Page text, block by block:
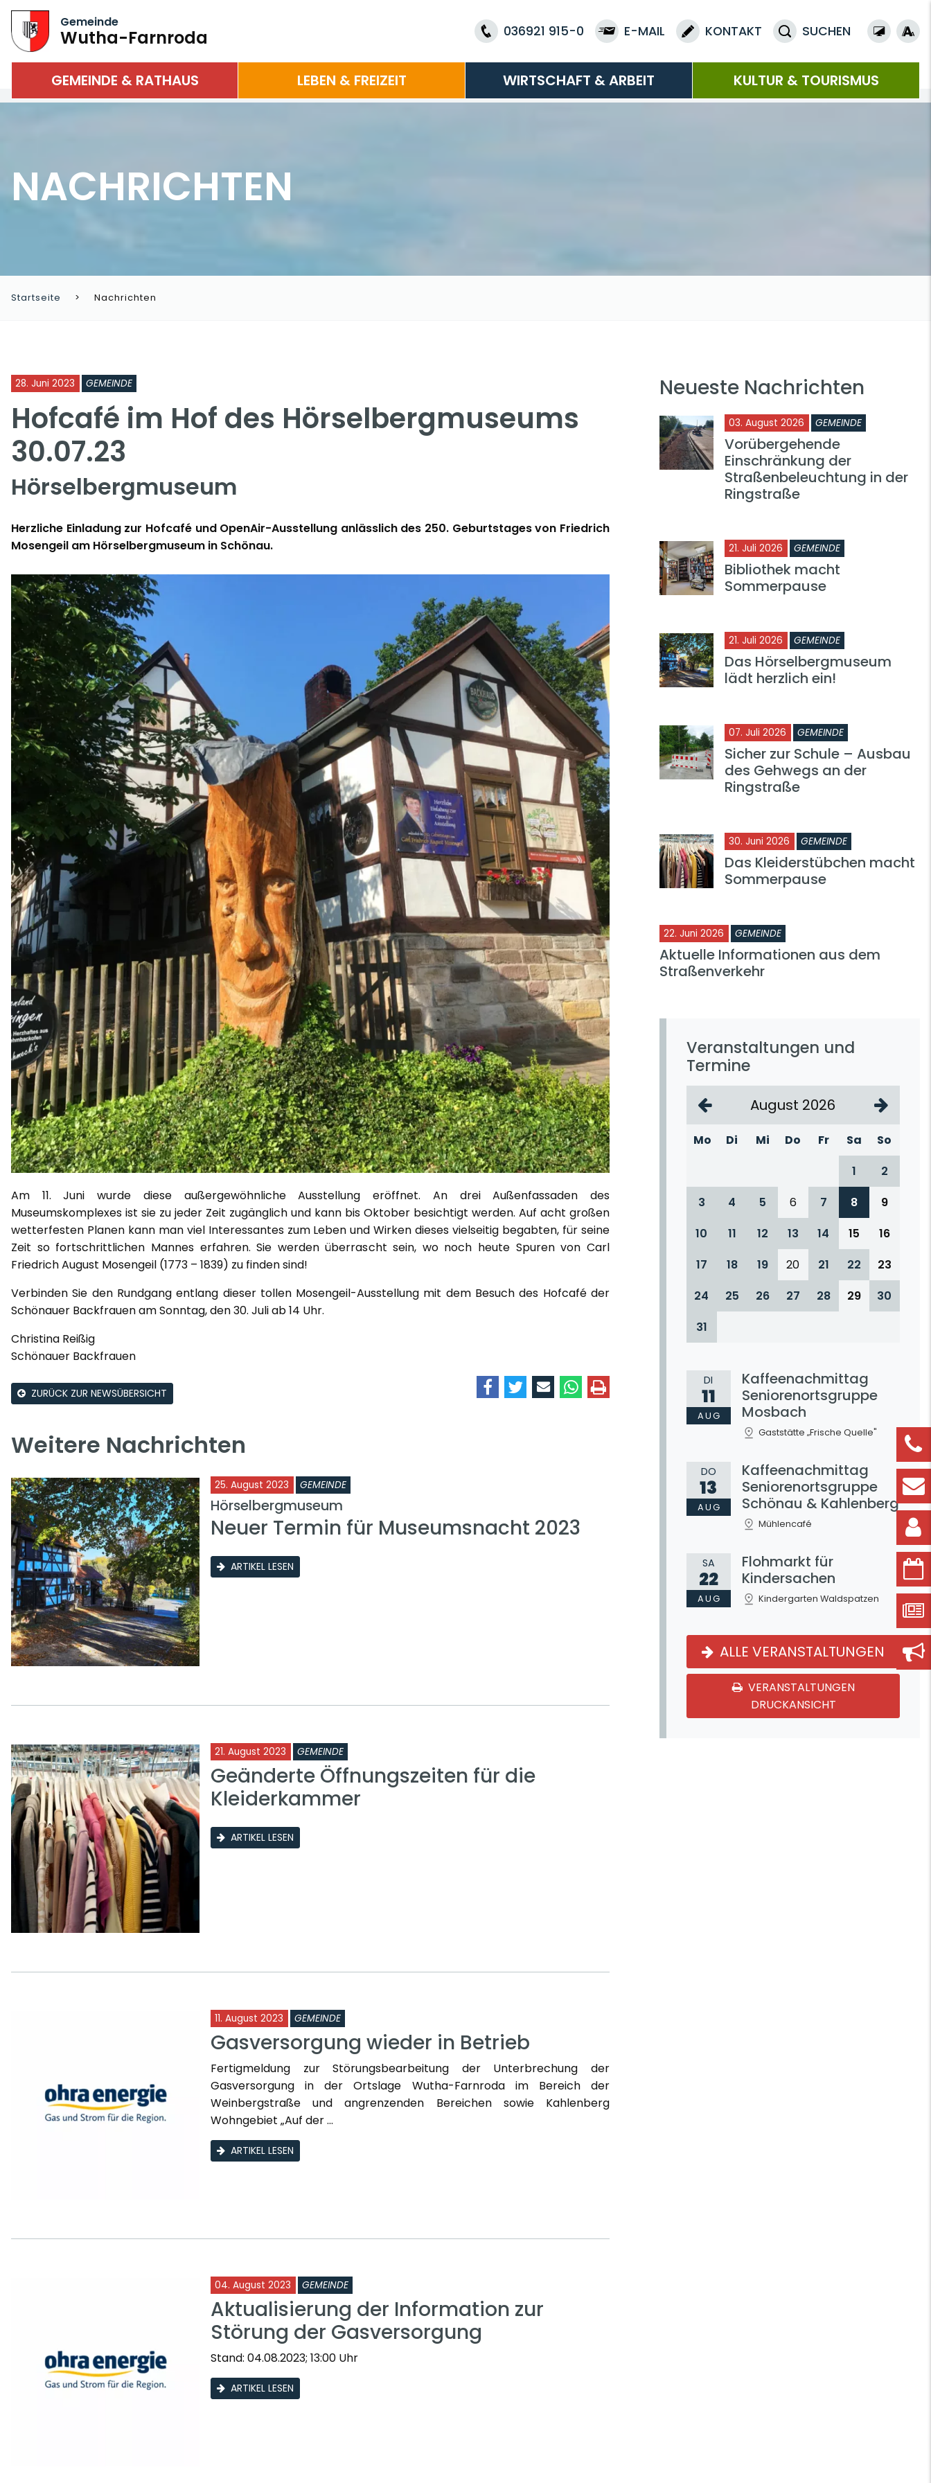
Gemeinde
Wutha-Farnroda 036921 915-0 E-MAIL KONTAKT SUCHEN
GEMEINDE & RATHAUS LEBEN & FREIZEIT WIRTSCHAFT & ARBEIT KULTUR & TOURISMUS
NACHRICHTEN
Startseite Nachrichten
28. Juni 2023 GEMEINDE
Hofcafé im Hof des Hörselbergmuseums
30.07.23
Hörselbergmuseum
Herzliche Einladung zur Hofcafé und OpenAir-Ausstellung anlässlich des 250. Geburtstages von Friedrich
Mosengeil am Hörselbergmuseum in Schönau.
Am 11. Juni wurde diese außergewöhnliche Ausstellung eröffnet. An drei Außenfassaden des
Museumskomplexes ist sie zu jeder Zeit zugänglich und kann bis Oktober besichtigt werden. Auf acht großen
wetterfesten Planen kann man viel Interessantes zum Leben und Wirken dieses vielseitig begabten, für seine
Zeit so fortschrittlichen Mannes erfahren. Sie werden überrascht sein, wo noch heute Spuren von Carl
Friedrich August Mosengeil (1773 – 1839) zu finden sind!
Verbinden Sie den Rundgang entlang dieser tollen Mosengeil-Ausstellung mit dem Besuch des Hofcafé der
Schönauer Backfrauen am Sonntag, den 30. Juli ab 14 Uhr.
Christina Reißig
Schönauer Backfrauen
ZURÜCK ZUR NEWSÜBERSICHT
Weitere Nachrichten
25. August 2023 GEMEINDE
Hörselbergmuseum
Neuer Termin für Museumsnacht 2023
ARTIKEL LESEN
21. August 2023 GEMEINDE
Geänderte Öffnungszeiten für die
Kleiderkammer
ARTIKEL LESEN
11. August 2023 GEMEINDE
Gasversorgung wieder in Betrieb
Fertigmeldung zur Störungsbearbeitung der Unterbrechung der
Gasversorgung in der Ortslage Wutha-Farnroda im Bereich der
Weinbergstraße und angrenzenden Bereichen sowie Kahlenberg
Wohngebiet „Auf der ...
ARTIKEL LESEN
04. August 2023 GEMEINDE
Aktualisierung der Information zur
Störung der Gasversorgung
Stand: 04.08.2023; 13:00 Uhr
ARTIKEL LESEN
Neueste Nachrichten
03. August 2026 GEMEINDE
Vorübergehende
Einschränkung der
Straßenbeleuchtung in der
Ringstraße
21. Juli 2026 GEMEINDE
Bibliothek macht
Sommerpause
21. Juli 2026 GEMEINDE
Das Hörselbergmuseum
lädt herzlich ein!
07. Juli 2026 GEMEINDE
Sicher zur Schule – Ausbau
des Gehwegs an der
Ringstraße
30. Juni 2026 GEMEINDE
Das Kleiderstübchen macht
Sommerpause
22. Juni 2026 GEMEINDE
Aktuelle Informationen aus dem
Straßenverkehr
Veranstaltungen und
Termine
August 2026
Mo Di Mi Do Fr Sa
So
1
2
3
4 5 6 7 8
9
10
11 12 13 14 15
16
17
18 19 20 21 22
23
24
25 26 27 28 29
30
31
DI
11
AUG
Kaffeenachmittag
Seniorenortsgruppe
Mosbach
Gaststätte „Frische Quelle"
DO
13
AUG
Kaffeenachmittag
Seniorenortsgruppe
Schönau & Kahlenberg
Mühlencafé
SA
22
AUG
Flohmarkt für
Kindersachen
Kindergarten Waldspatzen
ALLE VERANSTALTUNGEN
VERANSTALTUNGEN
DRUCKANSICHT